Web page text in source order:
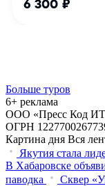
Больше туров
6+ реклама
ООО «Пресс Код
ОГРН
Картина дня Вся
Якутия стала
В Хабаровске
паводка
Сквер